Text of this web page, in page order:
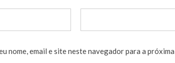
nome, email e site neste navegador para a